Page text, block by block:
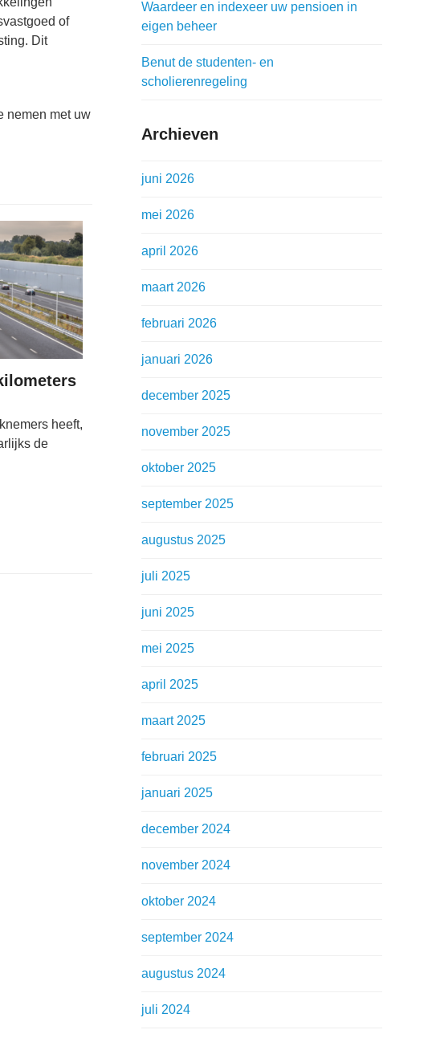
of
Dit
nemen met uw
heeft,
de
Waardeer en indexeer uw pensioen in
eigen beheer
Benut de studenten- en
scholierenregeling
Archieven
juni 2026
mei 2026
april 2026
maart 2026
februari 2026
januari 2026
december 2025
november 2025
oktober 2025
september 2025
augustus 2025
juli 2025
juni 2025
mei 2025
april 2025
maart 2025
februari 2025
januari 2025
december 2024
november 2024
oktober 2024
september 2024
augustus 2024
juli 2024